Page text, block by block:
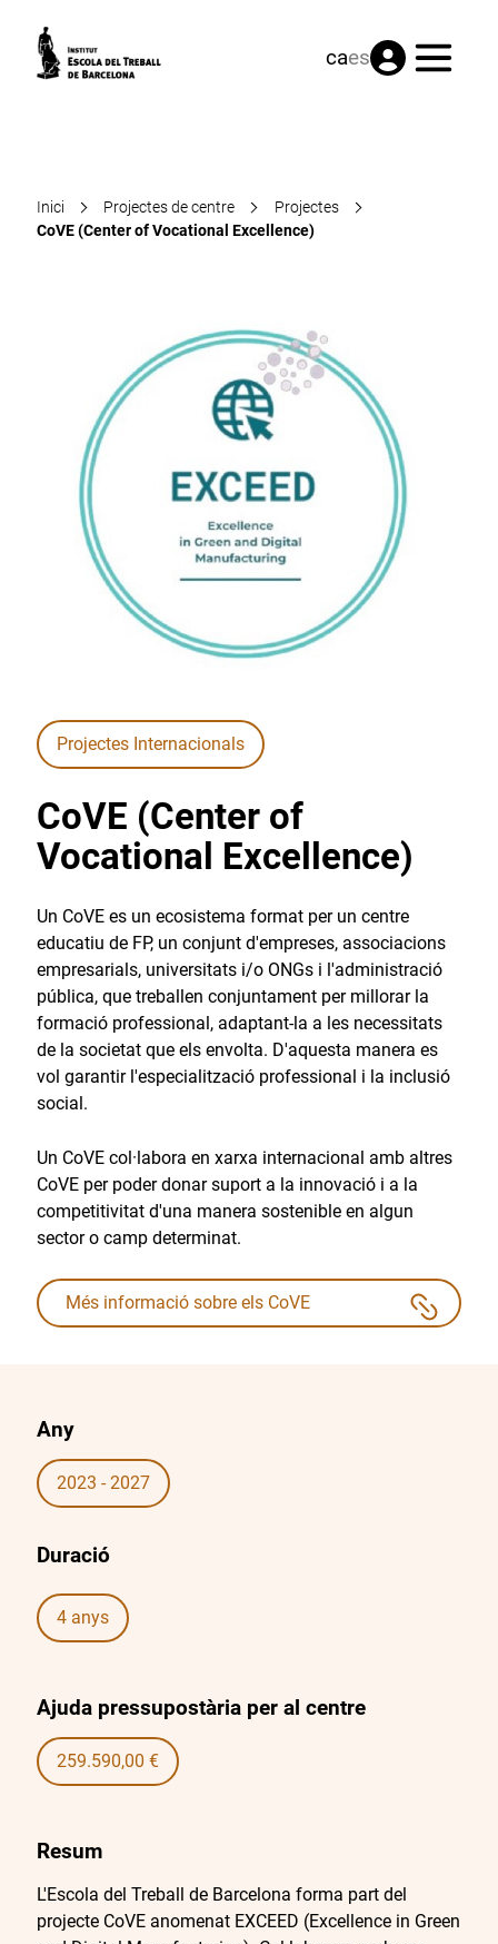
caes Menú
Inici Projectes de centre
Projectes
CoVE (Center of Vocational Excellence)
Projectes Internacionals
CoVE (Center of
Vocational Excellence)
Un CoVE es un ecosistema format per un centre
educatiu de FP, un conjunt d'empreses, associacions
empresarials, universitats i/o ONGs i l'administració
pública, que treballen conjuntament per millorar la
formació professional, adaptant-la a les necessitats
de la societat que els envolta. D'aquesta manera es
vol garantir l'especialització professional i la inclusió
social.
Un CoVE col·labora en xarxa internacional amb altres
CoVE per poder donar suport a la innovació i a la
competitivitat d'una manera sostenible en algun
sector o camp determinat.
Més informació sobre els CoVE
Any
2023 - 2027
Duració
4 anys
Ajuda pressupostària per al centre
259.590,00 €
Resum
L'Escola del Treball de Barcelona forma part del
projecte CoVE anomenat EXCEED (Excellence in Green